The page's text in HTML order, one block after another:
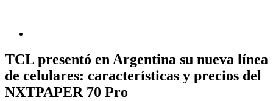
TCL presentó en Argentina su nueva línea
de celulares: características y precios del
NXTPAPER 70 Pro